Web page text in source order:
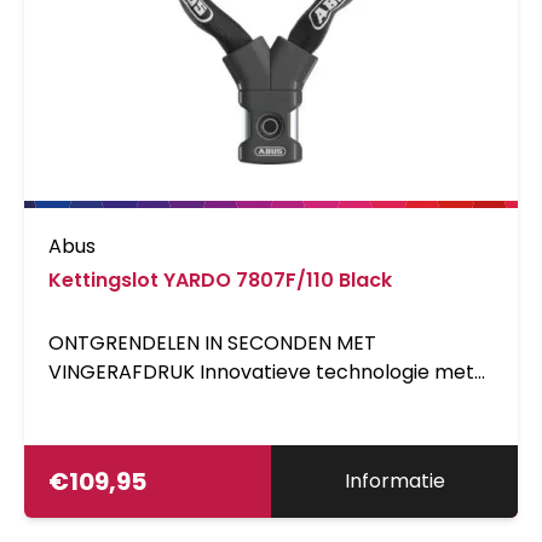
Abus
Kettingslot YARDO 7807F/110 Black
ONTGRENDELEN IN SECONDEN MET
VINGERAFDRUK Innovatieve technologie met
uw vingerafdruk. Het YARDO-kettingslot
bestaat in essentie uit een ronde, 7 millimeter
€109,95 Informatie